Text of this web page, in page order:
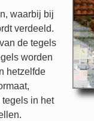
waarbij bij
verdeeld.
de tegels
worden
hetzelfde
tegels in het